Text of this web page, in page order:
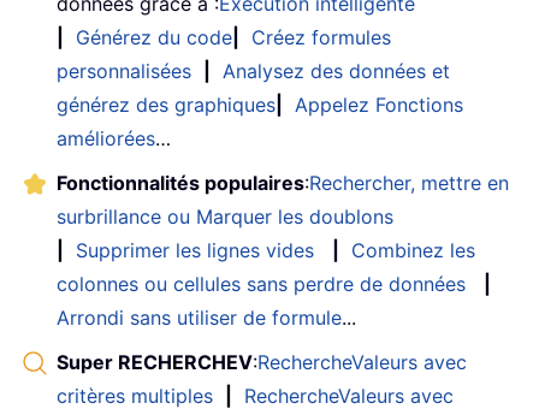
Générez du code
Créez formules
personnalisées
Analysez des données et
générez des graphiques
Appelez Fonctions
améliorées…
Fonctionnalités populaires:Rechercher, mettre en
surbrillance ou Marquer les doublons
Supprimer les lignes vides
Combinez les
colonnes ou cellules sans perdre de données
Arrondi sans utiliser de formule...
Super RECHERCHEV:RechercheValeurs avec
critères multiples
RechercheValeurs avec